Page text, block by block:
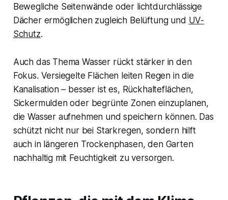
Bewegliche Seitenwände oder lichtdurchlässige
Dächer ermöglichen zugleich Belüftung und UV-
Schutz.
Auch das Thema Wasser rückt stärker in den
Fokus. Versiegelte Flächen leiten Regen in die
Kanalisation – besser ist es, Rückhalteflächen,
Sickermulden oder begrünte Zonen einzuplanen,
die Wasser aufnehmen und speichern können. Das
schützt nicht nur bei Starkregen, sondern hilft
auch in längeren Trockenphasen, den Garten
nachhaltig mit Feuchtigkeit zu versorgen.